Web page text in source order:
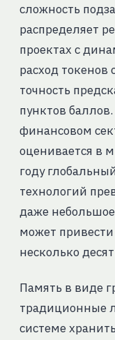
сложность
распределяет
проектах с
расход токенов
точность
пунктов
финансовом
оценивается в
году
технологий
даже
может
несколько
Память в виде
традиционные
системе